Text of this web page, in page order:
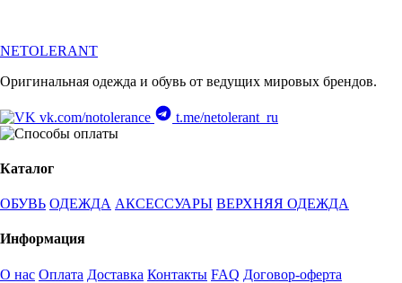
NETOLERANT
Оригинальная одежда и обувь от ведущих мировых брендов.
vk.com/notolerance t.me/netolerant_ru
Каталог
ОБУВЬ ОДЕЖДА АКСЕССУАРЫ ВЕРХНЯЯ ОДЕЖДА
Информация
О нас Оплата Доставка Контакты FAQ Договор-оферта